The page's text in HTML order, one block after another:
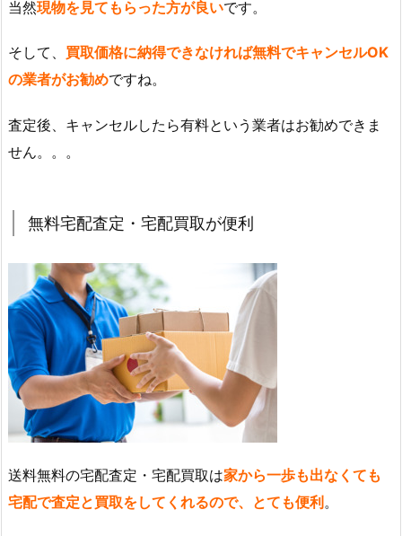
当然現物を見てもらった方が良いです。
そして、 買取価格に納得できなければ無料でキャンセルOK
の業者がお勧めですね。
査定後、キャンセルしたら有料という業者はお勧めできま
せん。。。
無料宅配査定・宅配買取が便利
送料無料の宅配査定・宅配買取は家から一歩も出なくても
宅配で査定と買取をしてくれるので、とても便利。